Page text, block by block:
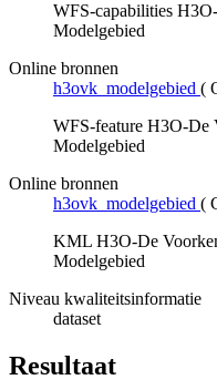
WFS-capabilities
Modelgebied
Online bronnen
h3ovk_modelgebied (
WFS-feature H3O-De
Modelgebied
Online bronnen
h3ovk_modelgebied (
KML H3O-De
Modelgebied
Niveau kwaliteitsinformatie
dataset
Resultaat